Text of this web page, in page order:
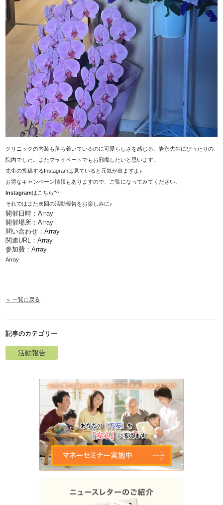
クリニックの内装も落ち着いているのに可愛らしさを感じる、岩永先生にぴったりの
院内でした。またプライベートでもお邪魔したいと思います。
先生の投稿するInstagramは見ていると元気が出ますよ♪
お得なキャンペーン情報もありますので、ご覧になってみてください。
Instagramはこちら^^
それではまた次回の活動報告をお楽しみに♪
開催日時：Array
開催場所：Array
問い合わせ：Array
関連URL：Array
参加費：Array
Array
＜ 一覧に戻る
記事のカテゴリー
活動報告